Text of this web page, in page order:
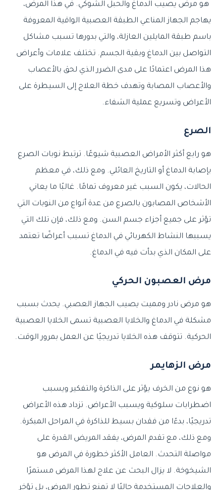
هو مرض يصيب الدماغ والحبل الشوكي. في هذا المرض،
يهاجم الجهاز المناعي الطبقة العصبية الواقية المعروفة
باسم طبقة المايلين العازلة، والتي بدورها تسبب مشاكل
التواصل بين الدماغ وبقية الجسم. تختلف علامات وأعراض
هذا المرض اعتمادًا على مدى الضرر الذي لحق بالأعصاب
والأعصاب المصابة وتهدف خطة العلاج إلى السيطرة على
الأعراض وتسريع عملية الشفاء.
الصرع
هو رابع أكثر الأمراض العصبية شيوعًا. ترتبط نوبات الصرع
بإصابة الدماغ أو التاريخ العائلي. ومع ذلك، في معظم
الحالات، يكون السبب غير معروف تمامًا. غالبًا ما يعاني
الأشخاص المصابون بالصرع من عدة أنواع من النوبات التي
تؤثر على جميع أجزاء جسم السن. ومع ذلك، فإن تلك التي
يسببها النشاط الكهربائي في الدماغ تسبب أعراضًا تعتمد
على المكان الذي بدأت فيه في الدماغ.
مرض العصبون الحركي
هو مرض نادر ومميت يصيب الجهاز العصبي. يحدث بسبب
مشكلة في الدماغ والخلايا العصبية تسمى الخلايا العصبية
الحركية. تتوقف هذه الخلايا تدريجيًا عن العمل بمرور الوقت.
مرض الزهايمر
هو نوع من الخرف يؤثر على الذاكرة والتفكير ويسبب
اضطرابات سلوكية ويسبب الأعراض. تزداد هذه الأعراض
تدريجيًا، بدءًا من فقدان بسيط للذاكرة في المراحل المبكرة.
ومع ذلك، مع تقدم المرض، يفقد المريض القدرة على
مواصلة التحدث. العامل الأكثر خطورة في المرض هو
الشيخوخة. لا يزال البحث عن علاج لهذا المرض مستمرًا
والعلاجات المستخدمة حاليًا لا تمنع تطور المرض، بل تؤخر